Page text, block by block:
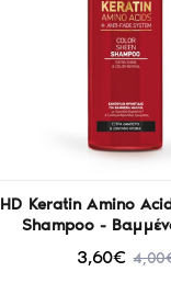
HD Keratin Amino
Shampoo -
3,60€